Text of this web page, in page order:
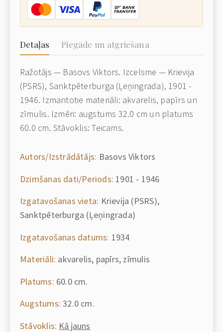
Detaļas Piegāde un atgriešana
Ražotājs — Basovs Viktors. Izcelsme — Krievija
(PSRS), Sanktpēterburga (Ļeņingrada), 1901 -
1946. Izmantotie materiāli: akvarelis, papīrs un
zīmulis. Izmēri: augstums 32.0 cm un platums
60.0 cm. Stāvoklis: Teicams.
Autors/Izstrādātājs: Basovs Viktors
Dzimšanas dati/Periods: 1901 - 1946
Izgatavošanas vieta: Krievija (PSRS),
Sanktpēterburga (Ļeņingrada)
Izgatavošanas datums: 1934
Materiāli: akvarelis, papīrs, zīmulis
Platums: 60.0 cm.
Augstums: 32.0 cm.
Stāvoklis: Kā jauns